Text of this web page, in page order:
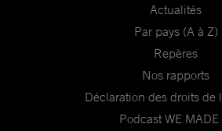
Actualités
Par pays (A à Z)
Repères
Nos rapports
Déclaration des droits de
Podcast WE MADE